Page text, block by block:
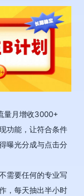
量月增收3000+
功能，让符合条件
曝光分成与点击分
需要任何的专业写
，每天抽出半小时